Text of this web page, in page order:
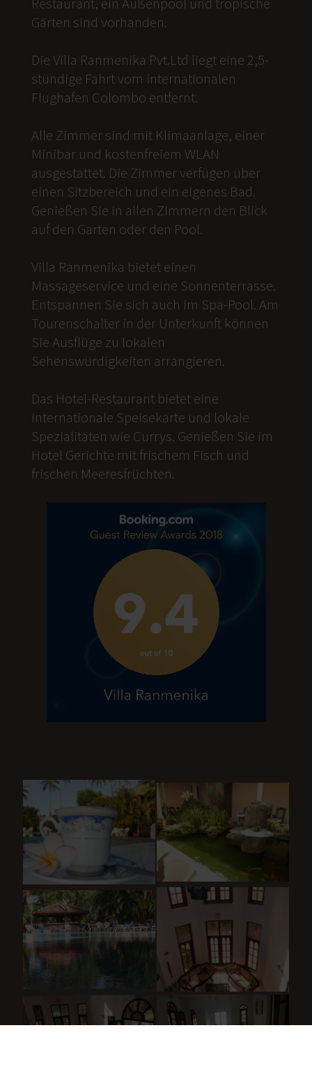
Gärten sind vorhanden.
Die Villa Ranmenika Pvt.Ltd liegt eine 2,5-
stündige Fahrt vom internationalen
Flughafen Colombo entfernt.
Alle Zimmer sind mit Klimaanlage, einer
Minibar und kostenfreiem WLAN
ausgestattet. Die Zimmer verfügen über
einen Sitzbereich und ein eigenes Bad.
Genießen Sie in allen Zimmern den Blick
auf den Garten oder den Pool.
Villa Ranmenika bietet einen
Massageservice und eine Sonnenterrasse.
Entspannen Sie sich auch im Spa-Pool. Am
Tourenschalter in der Unterkunft können
Sie Ausflüge zu lokalen
Sehenswürdigkeiten arrangieren.
Das Hotel-Restaurant bietet eine
internationale Speisekarte und lokale
Spezialitäten wie Currys. Genießen Sie im
Hotel Gerichte mit frischem Fisch und
frischen Meeresfrüchten.